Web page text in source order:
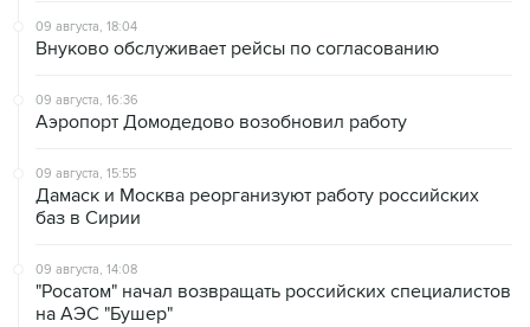
09 августа, 18:04
Внуково обслуживает рейсы по согласованию
09 августа, 16:36
Аэропорт Домодедово возобновил работу
09 августа, 15:55
Дамаск и Москва реорганизуют работу российских
баз в Сирии
09 августа, 14:08
"Росатом" начал возвращать российских специалистов
на АЭС "Бушер"